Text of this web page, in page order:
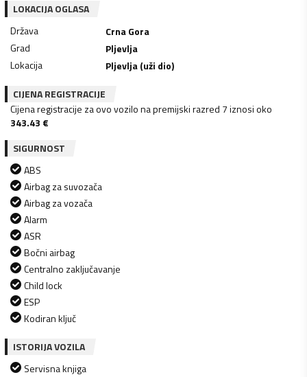
LOKACIJA OGLASA
Država
Crna Gora
Grad
Pljevlja
Lokacija
Pljevlja (uži dio)
CIJENA REGISTRACIJE
Cijena registracije za ovo vozilo na premijski razred 7 iznosi oko
343.43 €
SIGURNOST
ABS
Airbag za suvozača
Airbag za vozača
Alarm
ASR
Bočni airbag
Centralno zaključavanje
Child lock
ESP
Kodiran ključ
ISTORIJA VOZILA
Servisna knjiga